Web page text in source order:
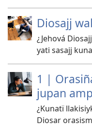
Diosajj
¿Jehová
yati sasajj
1 |
jupan
¿Kunatï
Diosar